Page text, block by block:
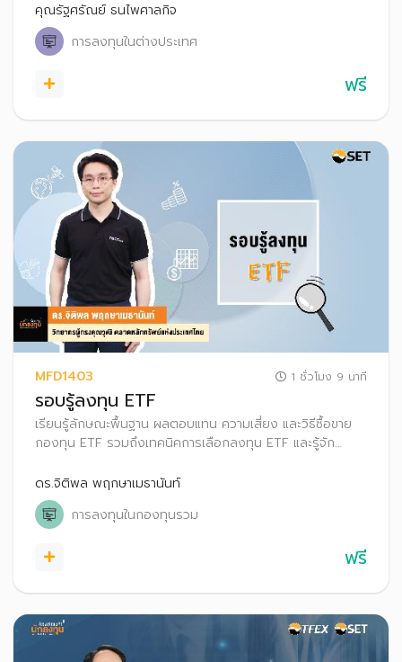
คุณรัฐศรัณย์ ธนไพศาลกิจ
การลงทุนในต่างประเทศ
ฟรี
MFD1403 1 ชั่วโมง 9 นาที
รอบรู้ลงทุน ETF
เรียนรู้ลักษณะพื้นฐาน ผลตอบแทน ความเสี่ยง และวิธีซื้อขาย
กองทุน ETF รวมถึงเทคนิคการเลือกลงทุน ETF และรู้จัก
เหมาะสมกับตนเองได้
ดร.จิติพล พฤกษาเมธานันท์
การลงทุนในกองทุนรวม
ฟรี